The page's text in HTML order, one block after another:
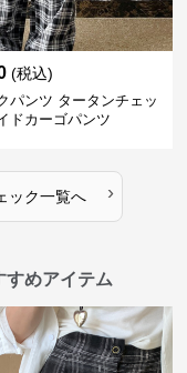
(税込)
パンツ タータンチェッ
ドカーゴパンツ
ック一覧へ ›
すめアイテム